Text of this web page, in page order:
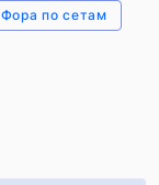
Фора по сетам